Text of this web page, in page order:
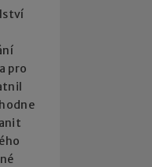
pro